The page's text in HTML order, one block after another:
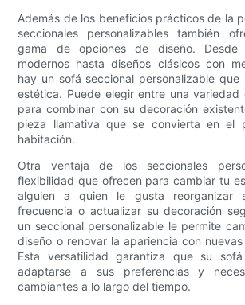
Además de los beneficios prácticos de la
seccionales personalizables también
gama de opciones de diseño. Desde
modernos hasta diseños clásicos con
hay un sofá seccional personalizable
estética. Puede elegir entre una
para combinar con su decoración
pieza llamativa que se convierta en el
habitación.
Otra ventaja de los seccionales
flexibilidad que ofrecen para cambiar tu
alguien a quien le gusta reorganizar
frecuencia o actualizar su decoración
un seccional personalizable le permite
diseño o renovar la apariencia con
Esta versatilidad garantiza que su
adaptarse a sus preferencias y
cambiantes a lo largo del tiempo.